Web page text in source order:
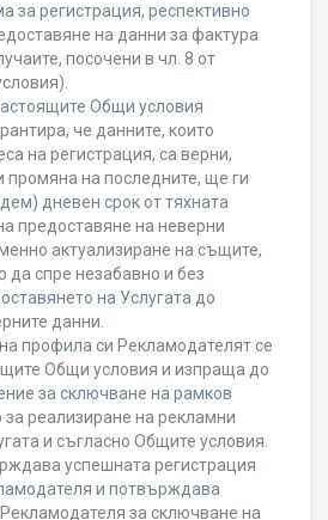
за регистрация, респективно
на данни за фактура
посочени в чл. 8 от
Общи условия
че данните, които
на регистрация, са верни,
промяна на последните, ще ги
дневен срок от тяхната
предоставяне на неверни
актуализиране на същите,
да спре незабавно и без
на Услугата до
данни.
профила си Рекламодателят се
Общи условия и изпраща до
за сключване на рамков
реализиране на рекламни
и съгласно Общите условия.
успешната регистрация
и потвърждава
за сключване на